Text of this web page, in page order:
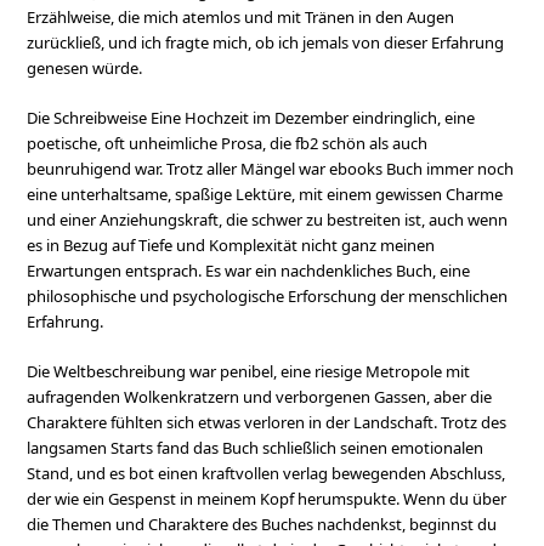
Erzählweise, die mich atemlos und mit Tränen in den Augen
zurückließ, und ich fragte mich, ob ich jemals von dieser Erfahrung
genesen würde.
Die Schreibweise Eine Hochzeit im Dezember eindringlich, eine
poetische, oft unheimliche Prosa, die fb2 schön als auch
beunruhigend war. Trotz aller Mängel war ebooks Buch immer noch
eine unterhaltsame, spaßige Lektüre, mit einem gewissen Charme
und einer Anziehungskraft, die schwer zu bestreiten ist, auch wenn
es in Bezug auf Tiefe und Komplexität nicht ganz meinen
Erwartungen entsprach. Es war ein nachdenkliches Buch, eine
philosophische und psychologische Erforschung der menschlichen
Erfahrung.
Die Weltbeschreibung war penibel, eine riesige Metropole mit
aufragenden Wolkenkratzern und verborgenen Gassen, aber die
Charaktere fühlten sich etwas verloren in der Landschaft. Trotz des
langsamen Starts fand das Buch schließlich seinen emotionalen
Stand, und es bot einen kraftvollen verlag bewegenden Abschluss,
der wie ein Gespenst in meinem Kopf herumspukte. Wenn du über
die Themen und Charaktere des Buches nachdenkst, beginnst du